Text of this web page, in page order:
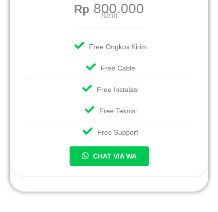
Rp 800.000
/Unit
Free Ongkos Kirim
Free Cable
Free Instalasi
Free Teknisi
Free Support
CHAT VIA WA